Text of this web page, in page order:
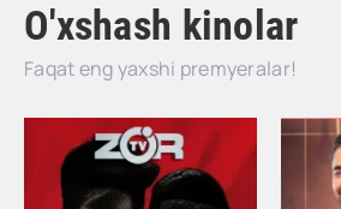
O'xshash kinolar
Faqat eng yaxshi premyeralar!